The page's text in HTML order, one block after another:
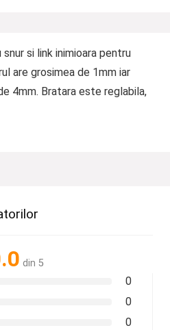
si link inimioara pentru
are grosimea de 1mm iar
4mm. Bratara este reglabila,
din 5
0
0
0